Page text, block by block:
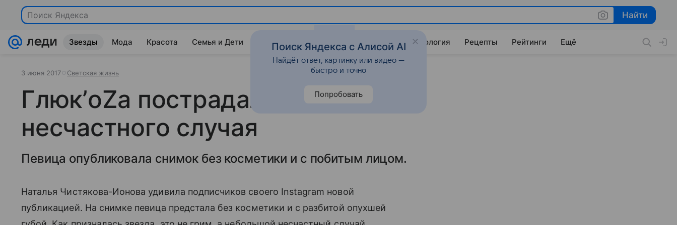
Поиск Яндекса Найти
Найти
Звезды Мода Красота Семья и Дети Дом Гороскопы Стиль жизни Психология Рецепты Рейтинги Ещё
3 июня 2017 Светская жизнь
Глюк’oZa пострадала из-за
несчастного случая
Певица опубликовала снимок без косметики и с побитым лицом.
Наталья Чистякова-Ионова удивила подписчиков своего Instagram новой
публикацией. На снимке певица предстала без косметики и с разбитой опухшей
Поиск Яндекса с Алисой AI
Найдёт ответ, картинку или видео —
быстро и точно
Попробовать